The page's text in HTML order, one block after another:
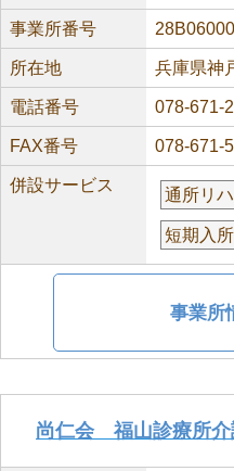
事業所番号
所在地 兵庫県神
電話番号 078-671-
FAX番号 078-671-
併設サービス
通所リ
短期入
事業所
尚仁会 福山診療所介